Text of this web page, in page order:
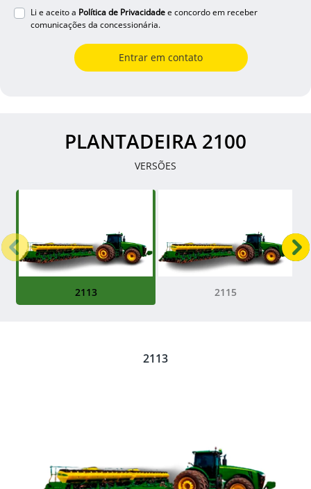
Li e aceito a Política de Privacidadee concordo em receber
comunicações da concessionária.
Entrar em contato
PLANTADEIRA 2100
VERSÕES
2113 2115
Anterior
2113